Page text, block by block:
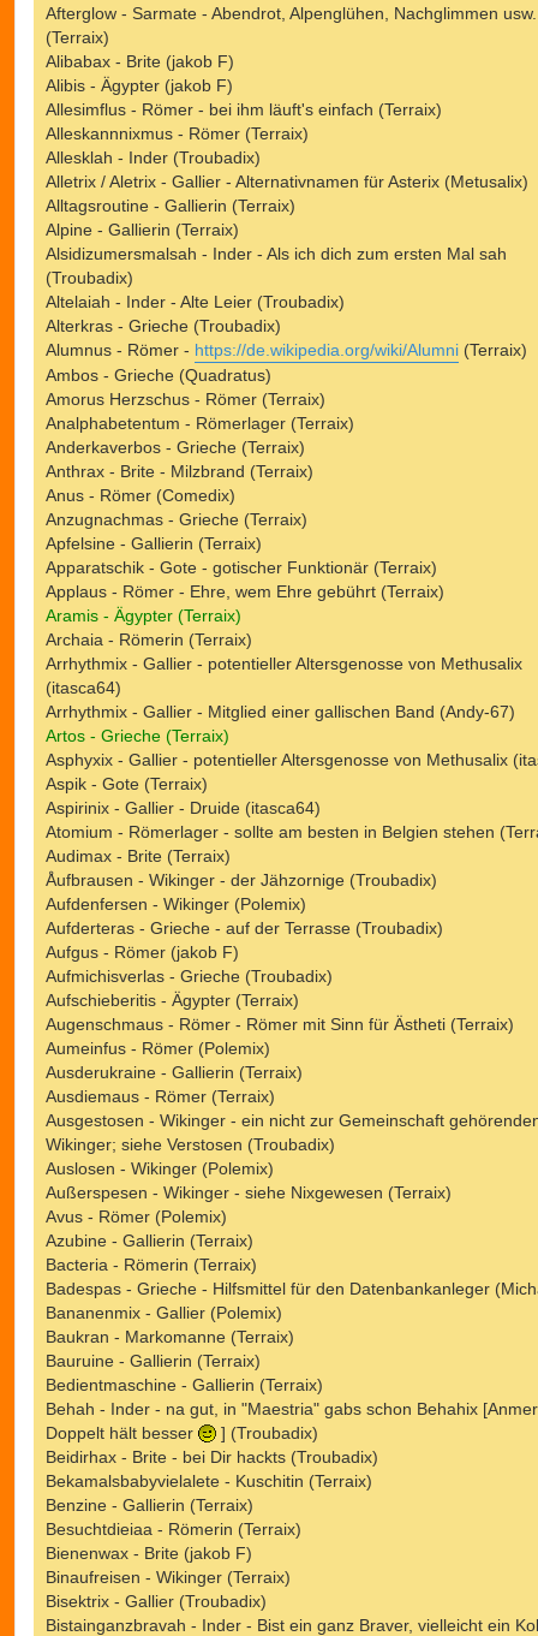
Afterglow - Sarmate - Abendrot, Alpenglühen, Nachglimmen usw.
(Terraix)
Alibabax - Brite (jakob F)
Alibis - Ägypter (jakob F)
Allesimflus - Römer - bei ihm läuft's einfach (Terraix)
Alleskannnixmus - Römer (Terraix)
Allesklah - Inder (Troubadix)
Alletrix / Aletrix - Gallier - Alternativnamen für Asterix (Metusalix)
Alltagsroutine - Gallierin (Terraix)
Alpine - Gallierin (Terraix)
Alsidizumersmalsah - Inder - Als ich dich zum ersten Mal sah
(Troubadix)
Altelaiah - Inder - Alte Leier (Troubadix)
Alterkras - Grieche (Troubadix)
Alumnus - Römer - https://de.wikipedia.org/wiki/Alumni (Terraix)
Ambos - Grieche (Quadratus)
Amorus Herzschus - Römer (Terraix)
Analphabetentum - Römerlager (Terraix)
Anderkaverbos - Grieche (Terraix)
Anthrax - Brite - Milzbrand (Terraix)
Anus - Römer (Comedix)
Anzugnachmas - Grieche (Terraix)
Apfelsine - Gallierin (Terraix)
Apparatschik - Gote - gotischer Funktionär (Terraix)
Applaus - Römer - Ehre, wem Ehre gebührt (Terraix)
Aramis - Ägypter (Terraix)
Archaia - Römerin (Terraix)
Arrhythmix - Gallier - potentieller Altersgenosse von Methusalix
(itasca64)
Arrhythmix - Gallier - Mitglied einer gallischen Band (Andy-67)
Artos - Grieche (Terraix)
Asphyxix - Gallier - potentieller Altersgenosse von Methusalix
Aspik - Gote (Terraix)
Aspirinix - Gallier - Druide (itasca64)
Atomium - Römerlager - sollte am besten in Belgien stehen
Audimax - Brite (Terraix)
Åufbrausen - Wikinger - der Jähzornige (Troubadix)
Aufdenfersen - Wikinger (Polemix)
Aufderteras - Grieche - auf der Terrasse (Troubadix)
Aufgus - Römer (jakob F)
Aufmichisverlas - Grieche (Troubadix)
Aufschieberitis - Ägypter (Terraix)
Augenschmaus - Römer - Römer mit Sinn für Ästheti (Terraix)
Aumeinfus - Römer (Polemix)
Ausderukraine - Gallierin (Terraix)
Ausdiemaus - Römer (Terraix)
Ausgestosen - Wikinger - ein nicht zur Gemeinschaft
Wikinger; siehe Verstosen (Troubadix)
Auslosen - Wikinger (Polemix)
Außerspesen - Wikinger - siehe Nixgewesen (Terraix)
Avus - Römer (Polemix)
Azubine - Gallierin (Terraix)
Bacteria - Römerin (Terraix)
Badespas - Grieche - Hilfsmittel für den Datenbankanleger
Bananenmix - Gallier (Polemix)
Baukran - Markomanne (Terraix)
Bauruine - Gallierin (Terraix)
Bedientmaschine - Gallierin (Terraix)
Behah - Inder - na gut, in "Maestria" gabs schon Behahix
Doppelt hält besser
] (Troubadix)
Beidirhax - Brite - bei Dir hackts (Troubadix)
Bekamalsbabyvielalete - Kuschitin (Terraix)
Benzine - Gallierin (Terraix)
Besuchtdieiaa - Römerin (Terraix)
Bienenwax - Brite (jakob F)
Binaufreisen - Wikinger (Terraix)
Bisektrix - Gallier (Troubadix)
Bistainganzbravah - Inder - Bist ein ganz Braver, vielleicht ein